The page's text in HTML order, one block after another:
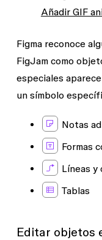
Añadir GIF
Figma reconoce
FigJam como
especiales
un símbolo
Notas
Formas
Líneas y
Tablas
Editar objetos